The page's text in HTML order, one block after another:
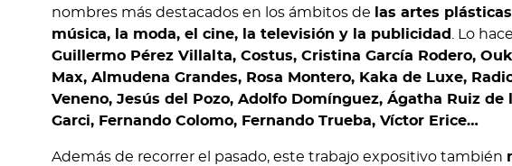
nombres más destacados en los ámbitos de
las artes
música, la moda, el cine, la televisión y la publicidad
. Lo
Guillermo Pérez Villalta, Costus, Cristina García Rodero,
Max, Almudena Grandes, Rosa Montero, Kaka de Luxe,
Veneno, Jesús del Pozo, Adolfo Domínguez, Ágatha Ruiz
Garci, Fernando Colomo, Fernando Trueba, Víctor Erice…
Además de recorrer el pasado, este trabajo expositivo también